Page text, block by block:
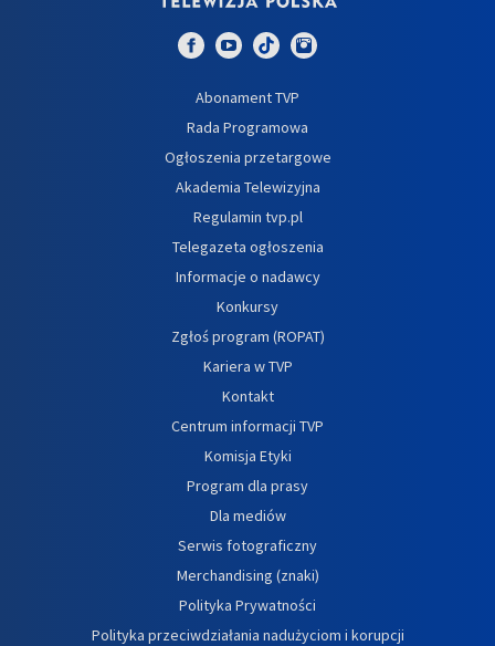
Abonament TVP
Rada Programowa
Ogłoszenia przetargowe
Akademia Telewizyjna
Regulamin tvp.pl
Telegazeta ogłoszenia
Informacje o nadawcy
Konkursy
Zgłoś program (ROPAT)
Kariera w TVP
Kontakt
Centrum informacji TVP
Komisja Etyki
Program dla prasy
Dla mediów
Serwis fotograficzny
Merchandising (znaki)
Polityka Prywatności
Polityka przeciwdziałania nadużyciom i korupcji